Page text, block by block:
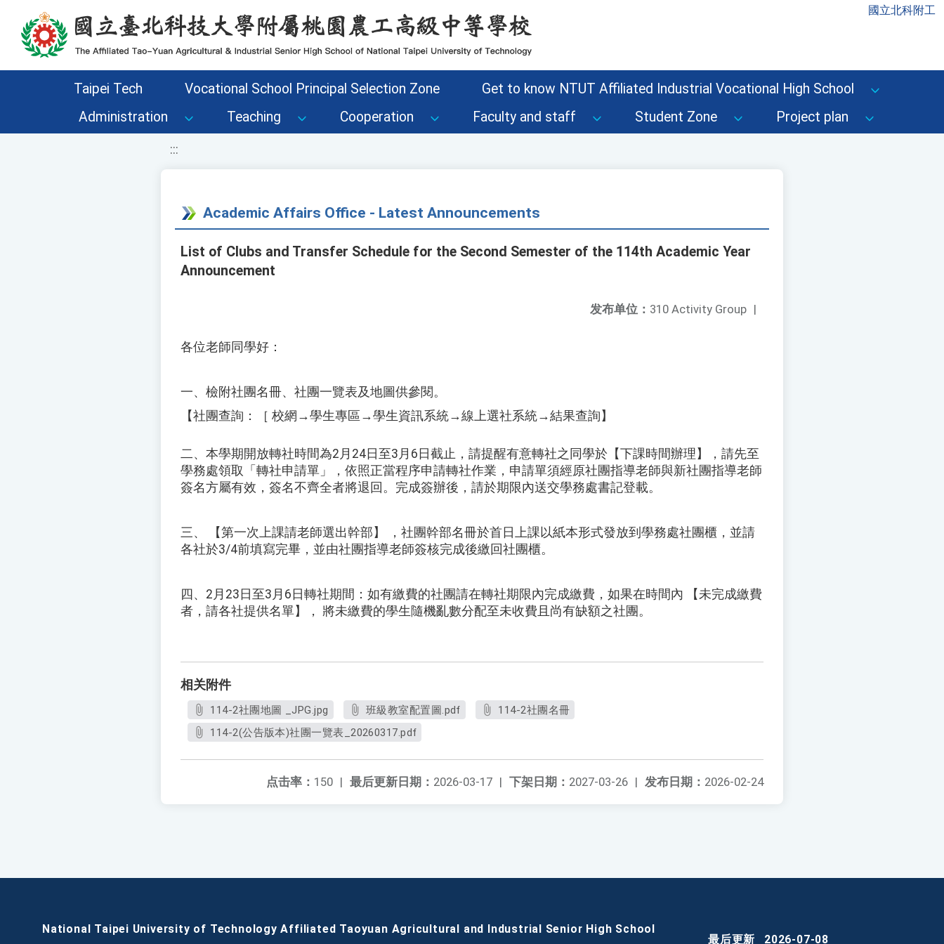
移至網頁之主要內容區位置 國立北科附工
Taipei Tech Vocational School Principal Selection Zone
Get to know NTUT Affiliated Industrial Vocational High School
Administration
Teaching Cooperation Faculty and staff Student Zone Project plan
:::
Academic Affairs Office - Latest Announcements
List of Clubs and Transfer Schedule for the Second Semester of the 114th Academic Year
Announcement
发布单位： 310 Activity Group |
各位老師同學好：
一、檢附社團名冊、社團一覽表及地圖供參閱。
【社團查詢：［ 校網→學生專區→學生資訊系統→線上選社系統→結果查詢】
二、本學期開放轉社時間為2月24日至3月6日截止，請提醒有意轉社之同學於【下課時間辦理】，請先至
學務處領取「轉社申請單」，依照正當程序申請轉社作業，申請單須經原社團指導老師與新社團指導老師
簽名方屬有效，簽名不齊全者將退回。完成簽辦後，請於期限內送交學務處書記登載。
三、 【第一次上課請老師選出幹部】 ，社團幹部名冊於首日上課以紙本形式發放到學務處社團櫃，並請
各社於3/4前填寫完畢，並由社團指導老師簽核完成後繳回社團櫃。
四、2月23日至3月6日轉社期間：如有繳費的社團請在轉社期限內完成繳費，如果在時間內 【未完成繳費
者，請各社提供名單】， 將未繳費的學生隨機亂數分配至未收費且尚有缺額之社團。
相关附件
114-2社團地圖 _JPG.jpg 班級教室配置圖.pdf
114-2社團名冊
114-2(公告版本)社團一覽表_20260317.pdf
发布日期： 2026-02-24
下架日期： 2027-03-26 |
最后更新日期： 2026-03-17 |
点击率： 150 |
National Taipei University of Technology Affiliated Taoyuan Agricultural and Industrial Senior High School
最后更新 2026-07-08